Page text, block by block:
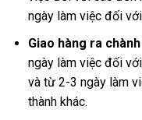
ngày làm việc đối
Giao hàng ra
ngày làm việc đối
và từ 2-3 ngày làm
thành khác.